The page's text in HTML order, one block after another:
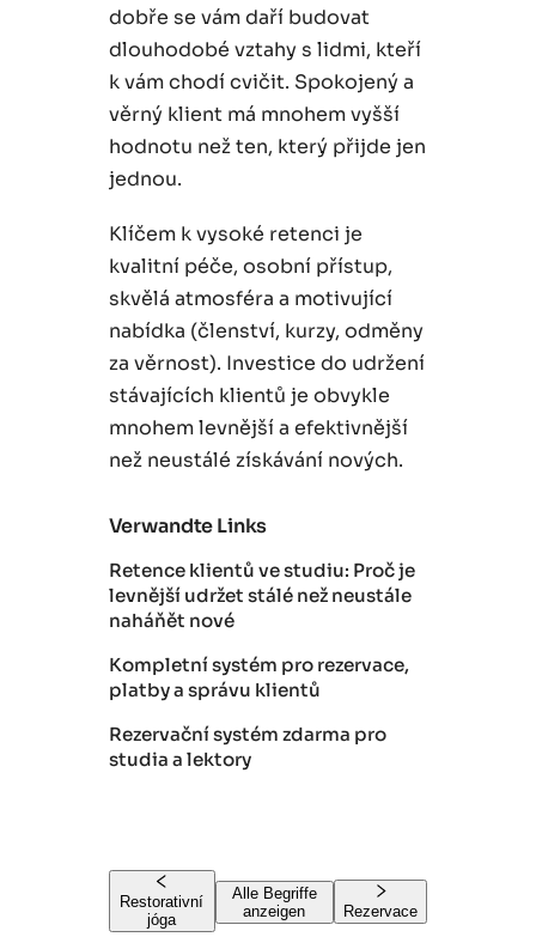
dobře se vám daří budovat
dlouhodobé vztahy s lidmi, kteří
k vám chodí cvičit. Spokojený a
věrný klient má mnohem vyšší
hodnotu než ten, který přijde jen
jednou.
Klíčem k vysoké retenci je
kvalitní péče, osobní přístup,
skvělá atmosféra a motivující
nabídka (členství, kurzy, odměny
za věrnost). Investice do udržení
stávajících klientů je obvykle
mnohem levnější a efektivnější
než neustálé získávání nových.
Verwandte Links
Retence klientů ve studiu: Proč je
levnější udržet stálé než neustále
naháňět nové
Kompletní systém pro rezervace,
platby a správu klientů
Rezervační systém zdarma pro
studia a lektory
Restorativní
jóga
Alle Begriffe
anzeigen
Rezervace